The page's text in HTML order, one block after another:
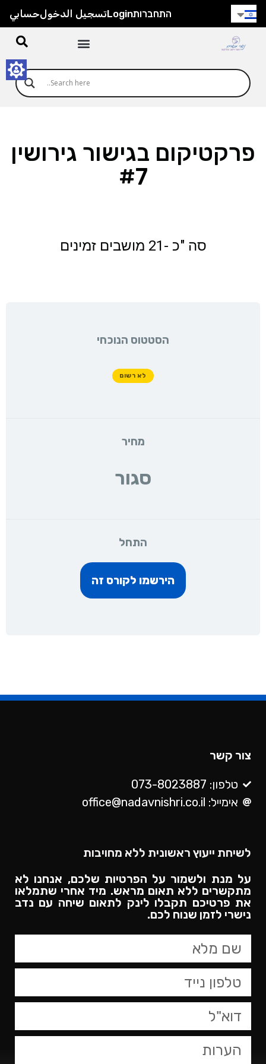
התחברותLoginتسجيل الدخولحسابي
פרקטיקום בגישור גירושין
#7
סה "כ -21 מושבים זמינים
הסטטוס הנוכחי
לא רשום
מחיר
סגור
התחל
הירשמו לקורס זה
צור קשר
טלפון: 073-8023887
אימייל: office@nadavnishri.co.il
לשיחת ייעוץ ראשונית ללא מחויבות
על מנת ולשמור על הפרטיות שלכם, אנחנו לא
מתקשרים ללא תאום מראש. מיד אחרי שתמלאו
את פרטיכם תקבלו לינק לתאום שיחה עם נדב
נישרי לזמן שנוח לכם.​
קשר,
באפשרותך
ללחוץ
אנטר
לאזור